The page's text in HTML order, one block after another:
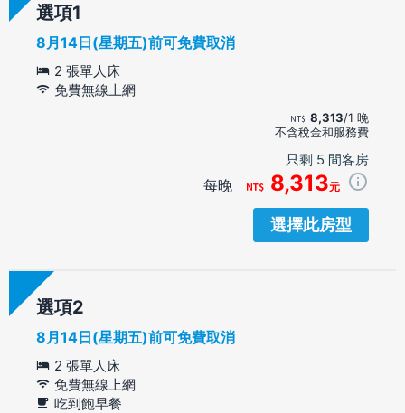
選項
8月14日(星期五)前可免費取消
2 張單人床
免費無線上網
8,313/1 晚
不含稅金和服務費
只剩 5 間客房
每晚 8,313元
選擇此房型
選項
8月14日(星期五)前可免費取消
2 張單人床
免費無線上網
吃到飽早餐